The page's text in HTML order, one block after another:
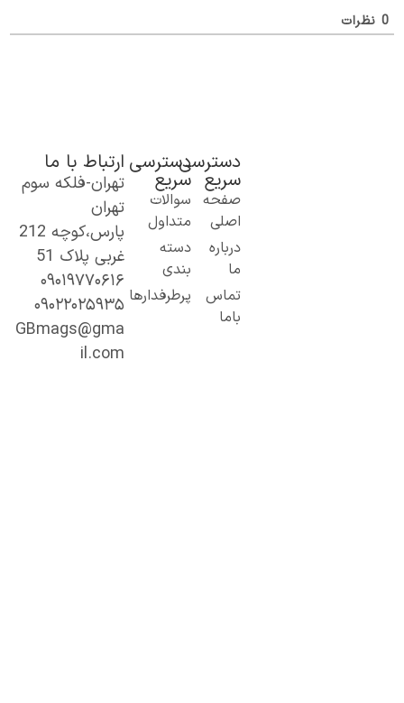
دسترسی
سریع
صفحه
اصلی
درباره
تماس
دسترسی
سریع
سوالات
متداول
دسته
بندی
پرطرفدارها
ارتباط با ما
تهران-فلکه سوم
تهران
پارس،کوچه 212
غربی پلاک 51
۰۹۰۱۹۷۷۰۶۱۶
۰۹۰۲۲۰۲۵۹۳۵
GBmags@gma
il.com